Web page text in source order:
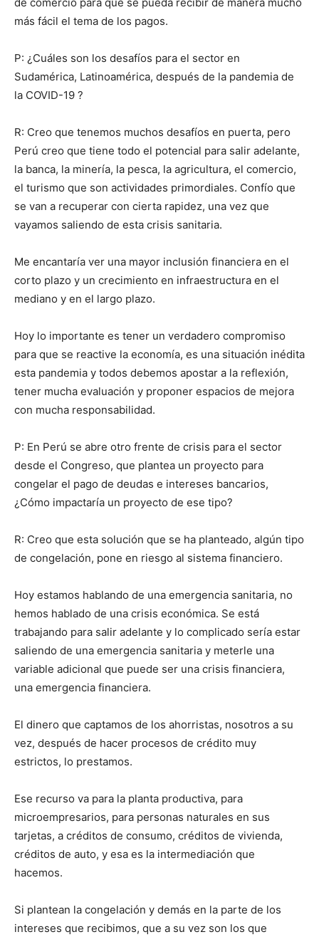
más fácil el tema de los pagos.
P: ¿Cuáles son los desafíos para el sector en
Sudamérica, Latinoamérica, después de la pandemia de
la COVID-19 ?
R: Creo que tenemos muchos desafíos en puerta, pero
Perú creo que tiene todo el potencial para salir adelante,
la banca, la minería, la pesca, la agricultura, el comercio,
el turismo que son actividades primordiales. Confío que
se van a recuperar con cierta rapidez, una vez que
vayamos saliendo de esta crisis sanitaria.
Me encantaría ver una mayor inclusión financiera en el
corto plazo y un crecimiento en infraestructura en el
mediano y en el largo plazo.
Hoy lo importante es tener un verdadero compromiso
para que se reactive la economía, es una situación inédita
esta pandemia y todos debemos apostar a la reflexión,
tener mucha evaluación y proponer espacios de mejora
con mucha responsabilidad.
P: En Perú se abre otro frente de crisis para el sector
desde el Congreso, que plantea un proyecto para
congelar el pago de deudas e intereses bancarios,
¿Cómo impactaría un proyecto de ese tipo?
R: Creo que esta solución que se ha planteado, algún tipo
de congelación, pone en riesgo al sistema financiero.
Hoy estamos hablando de una emergencia sanitaria, no
hemos hablado de una crisis económica. Se está
trabajando para salir adelante y lo complicado sería estar
saliendo de una emergencia sanitaria y meterle una
variable adicional que puede ser una crisis financiera,
una emergencia financiera.
El dinero que captamos de los ahorristas, nosotros a su
vez, después de hacer procesos de crédito muy
estrictos, lo prestamos.
Ese recurso va para la planta productiva, para
microempresarios, para personas naturales en sus
tarjetas, a créditos de consumo, créditos de vivienda,
créditos de auto, y esa es la intermediación que
hacemos.
Si plantean la congelación y demás en la parte de los
intereses que recibimos, que a su vez son los que